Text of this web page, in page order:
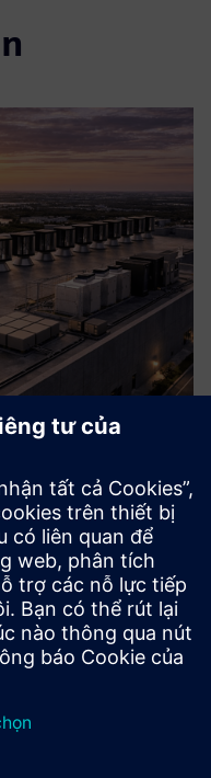
that integrates wind,
generate resilient
central grid, and
for your site.